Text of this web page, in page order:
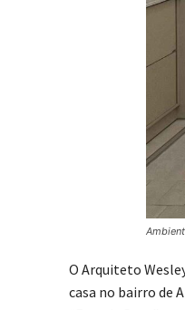
O Arquiteto
casa no bairro de